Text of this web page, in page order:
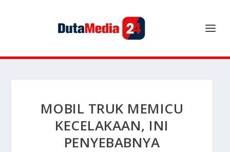
MOBIL TRUK MEMICU
KECELAKAAN, INI
PENYEBABNYA